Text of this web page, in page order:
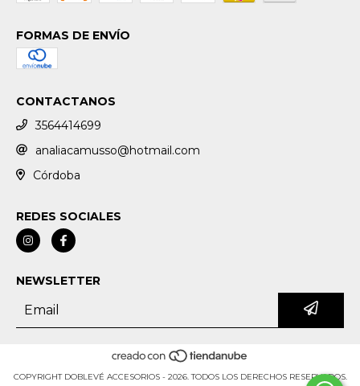
FORMAS DE ENVÍO
CONTACTANOS
3564414699
analiacamusso@hotmail.com
Córdoba
REDES SOCIALES
NEWSLETTER
COPYRIGHT DOBLEVÉ ACCESORIOS - 2026. TODOS LOS DERECHOS RESERVADOS.